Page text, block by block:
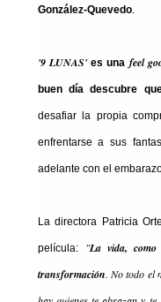
González-Quevedo.
'9 LUNAS'es una feel
buen día descubre
desafiar la propia
enfrentarse a sus
adelante con el
La directora Patricia
película:"La vida, como
transformación. No todo el